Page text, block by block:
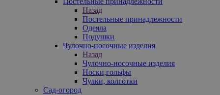
Назад
Постельные принадлежности
Одеяла
Подушки
Чулочно-носочные изделия
Назад
Чулочно-носочные изделия
Носки,гольфы
Чулки, колготки
Сад-огород